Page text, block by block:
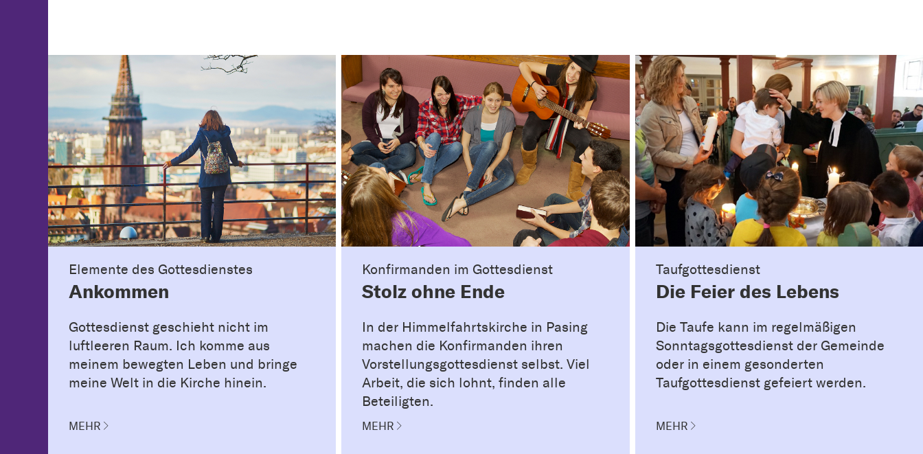
Elemente des Gottesdienstes
Ankommen
Gottesdienst geschieht nicht im
luftleeren Raum. Ich komme aus
meinem bewegten Leben und bringe
meine Welt in die Kirche hinein.
MEHR
Konfirmanden im Gottesdienst
Stolz ohne Ende
In der Himmelfahrtskirche in Pasing
machen die Konfirmanden ihren
Vorstellungsgottesdienst selbst. Viel
Arbeit, die sich lohnt, finden alle
Beteiligten.
MEHR
Taufgottesdienst
Die Feier des Lebens
Die Taufe kann im regelmäßigen
Sonntagsgottesdienst der Gemeinde
oder in einem gesonderten
Taufgottesdienst gefeiert werden.
MEHR